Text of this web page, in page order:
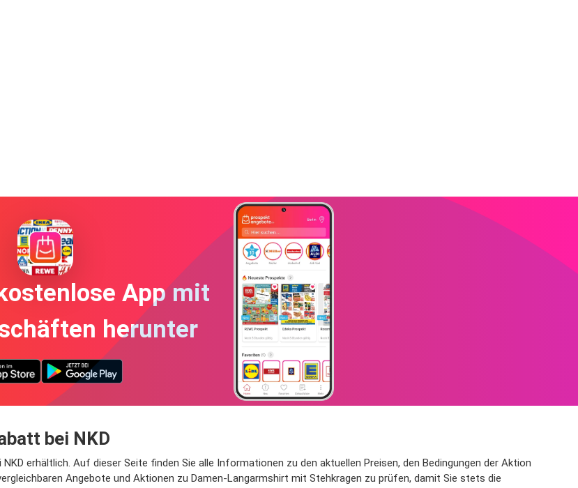
App mit
herunter
bei NKD
erhältlich. Auf dieser Seite finden Sie alle Informationen zu den aktuellen Preisen, den Bedingungen der Aktion
Angebote und Aktionen zu Damen-Langarmshirt mit Stehkragen zu prüfen, damit Sie stets die